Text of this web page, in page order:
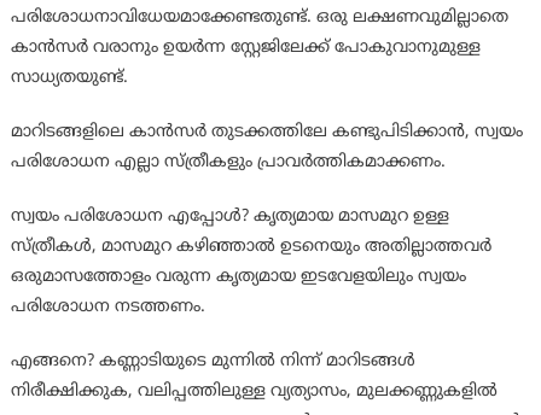
പരിശോധനാവിധേയമാക്കേണ്ടതുണ്ട്. ഒരു ലക്ഷണവുമില്ലാതെ
കാന്‍സര്‍ വരാനും ഉയര്‍ന്ന സ്റ്റേജിലേക്ക് പോകുവാനുമുള്ള
സാധ്യതയുണ്ട്.
മാറിടങ്ങളിലെ കാന്‍സര്‍ തുടക്കത്തിലേ കണ്ടുപിടിക്കാന്‍, സ്വയം
പരിശോധന എല്ലാ സ്ത്രീകളും പ്രാവര്‍ത്തികമാക്കണം.
സ്വയം പരിശോധന എപ്പോള്‍? കൃത്യമായ മാസമുറ ഉള്ള
സ്ത്രീകള്‍, മാസമുറ കഴിഞ്ഞാല്‍ ഉടനെയും അതില്ലാത്തവര്‍
ഒരുമാസത്തോളം വരുന്ന കൃത്യമായ ഇടവേളയിലും സ്വയം
പരിശോധന നടത്തണം.
എങ്ങനെ? കണ്ണാടിയുടെ മുന്നില്‍ നിന്ന് മാറിടങ്ങള്‍
നിരീക്ഷിക്കുക, വലിപ്പത്തിലുള്ള വ്യത്യാസം, മുലക്കണ്ണുകളില്‍